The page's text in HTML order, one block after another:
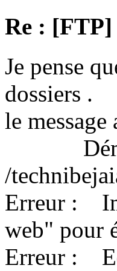
Re : [FTP]
Je pense
dossiers .
le
/
Erreur :
web" pour
Erreur :